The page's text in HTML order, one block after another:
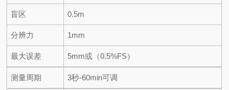
盲区 0.5m
分辨力 1mm
最大误差 5mm或（0.5%FS）
测量周期 3秒-60min可调